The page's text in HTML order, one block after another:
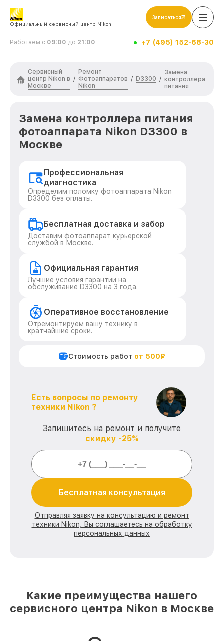
Официальный сервисный центр Nikon
Записаться
Работаем с 09:00 до 21:00 +7 (495) 152-68-30
Сервисный
центр Nikon в
Москве
/
Ремонт
Фотоаппаратов
Nikon
/ D3300 /
Замена
контроллера
питания
Замена контроллера питания
фотоаппарата Nikon D3300 в
Москве
Профессиональная
диагностика
Определим поломку фотоаппарата Nikon
D3300 без оплаты.
Бесплатная доставка и забор
Доставим фотоаппарат курьерской
службой в Москве.
Официальная гарантия
Лучшие условия гарантии на
обслуживание D3300 на 3 года.
Оперативное восстановление
Отремонтируем вашу технику в
кратчайшие сроки.
Стоимость работ от 500₽
Есть вопросы по ремонту
техники Nikon ?
Запишитесь на ремонт и получите
скидку -25%
Бесплатная консультация
Отправляя заявку на консультацию и ремонт
техники Nikon, Вы соглашаетесь на обработку
персональных данных
Какие преимущества нашего
сервисного центра Nikon в Москве